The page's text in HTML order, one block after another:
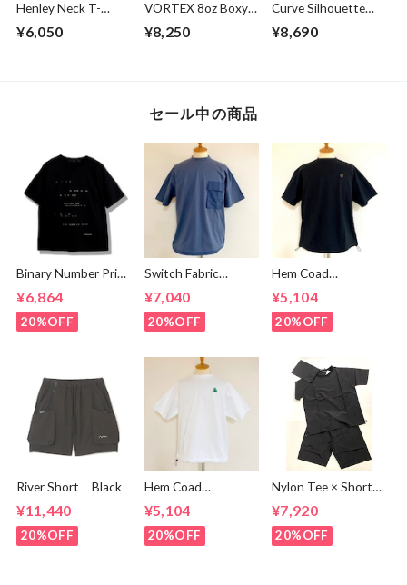
Henley Neck T-
shirts Off White
¥6,050
VORTEX 8oz Boxy
Cropped L/S Tee
with with Glasses
¥8,250
Curve Silhouette
Cut & Sewn Black
¥8,690
セール中の商品
Binary Number Print
¥6,864
20%OFF
Switch Fabric
Ash Navy
¥7,040
20%OFF
Hem Coad
shirts Black /
Brown
¥5,104
20%OFF
River Short Black
¥11,440
20%OFF
Hem Coad
Embroidery T-
shirts White /
Green
¥5,104
20%OFF
Nylon Tee × Shorts
Set Up Black
¥7,920
20%OFF